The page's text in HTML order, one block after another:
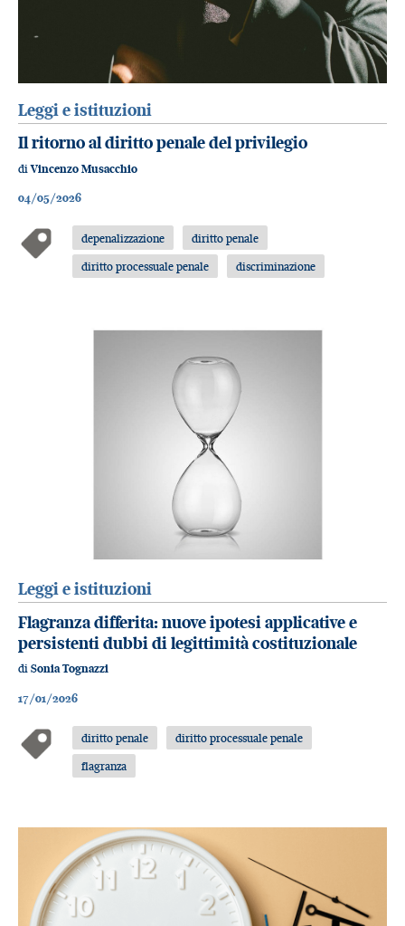
Leggi e istituzioni
Il ritorno al diritto penale del privilegio
diVincenzo Musacchio
04/05/2026
depenalizzazione
diritto penale
diritto processuale penale
discriminazione
Leggi e istituzioni
Flagranza differita: nuove ipotesi applicative e
persistenti dubbi di legittimità costituzionale
di Sonia Tognazzi
17/01/2026
diritto penale
diritto processuale penale
flagranza